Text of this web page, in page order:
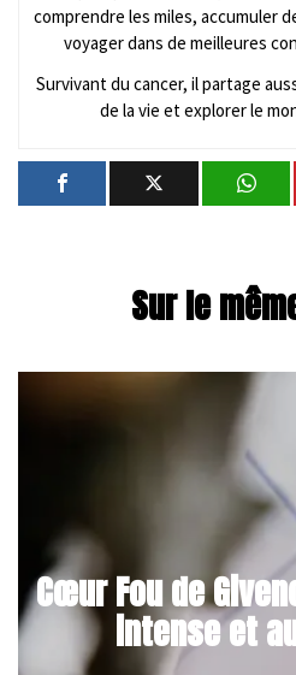
comprendre les miles, accumuler
voyager dans de meilleures
Survivant du cancer, il partage
de la vie et explorer le
Sur le
Cœur Fou de
intense et